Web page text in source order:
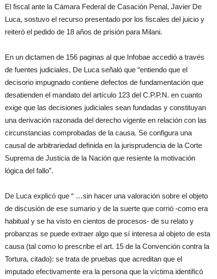
El fiscal ante la Cámara Federal de Casación Penal, Javier De
Luca, sostuvo el recurso presentado por los fiscales del juicio y
reiteró el pedido de 18 años de prisión para Milani.
En un dictamen de 156 paginas al que Infobae accedió a través
de fuentes judiciales, De Luca señaló que “entiendo que el
decisorio impugnado contiene defectos de fundamentación que
desatienden el mandato del artículo 123 del C.P.P.N. en cuanto
exige que las decisiones judiciales sean fundadas y constituyan
una derivación razonada del derecho vigente en relación con las
circunstancias comprobadas de la causa. Se configura una
causal de arbitrariedad definida en la jurisprudencia de la Corte
Suprema de Justicia de la Nación que resiente la motivación
lógica del fallo”.
De Luca explicó que “ …sin hacer una valoración sobre el objeto
de discusión de ese sumario y de la suerte que corrió -como era
habitual y se ha visto en cientos de procesos- de su relato y
probanzas se puede extraer algo que sí interesa al objeto de esta
causa (tal como lo prescribe el art. 15 de la Convención contra la
Tortura, citado): se trata de pruebas que acreditan que el
imputado efectivamente era la persona que la víctima identificó